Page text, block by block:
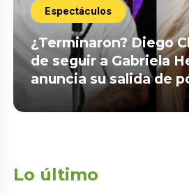
Espectáculos
¿Terminaron? Diego
de seguir a Gabriela
anuncia su salida de
Lo último